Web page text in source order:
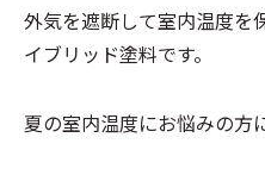
外気を遮断して室内温度を
イブリッド塗料です。
夏の室内温度にお悩みの方